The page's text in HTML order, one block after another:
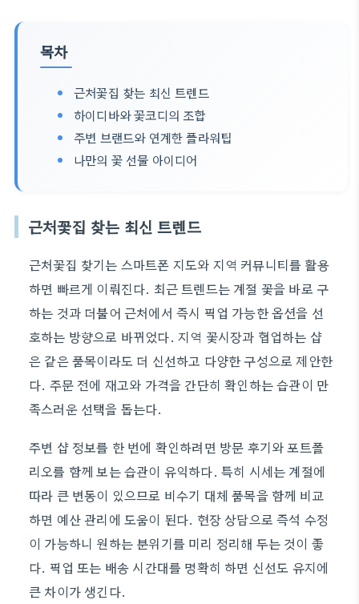
목차
근처꽃집 찾는 최신 트렌드
하이디바와 꽃코디의 조합
주변 브랜드와 연계한 플라워팁
나만의 꽃 선물 아이디어
근처꽃집 찾는 최신 트렌드
근처꽃집 찾기는 스마트폰 지도와 지역 커뮤니티를 활용
하면 빠르게 이뤄진다. 최근 트렌드는 계절 꽃을 바로 구
하는 것과 더불어 근처에서 즉시 픽업 가능한 옵션을 선
호하는 방향으로 바뀌었다. 지역 꽃시장과 협업하는 샵
은 같은 품목이라도 더 신선하고 다양한 구성으로 제안한
다. 주문 전에 재고와 가격을 간단히 확인하는 습관이 만
족스러운 선택을 돕는다.
주변 샵 정보를 한 번에 확인하려면 방문 후기와 포트폴
리오를 함께 보는 습관이 유익하다. 특히 시세는 계절에
따라 큰 변동이 있으므로 비수기 대체 품목을 함께 비교
하면 예산 관리에 도움이 된다. 현장 상담으로 즉석 수정
이 가능하니 원하는 분위기를 미리 정리해 두는 것이 좋
다. 픽업 또는 배송 시간대를 명확히 하면 신선도 유지에
큰 차이가 생긴다.